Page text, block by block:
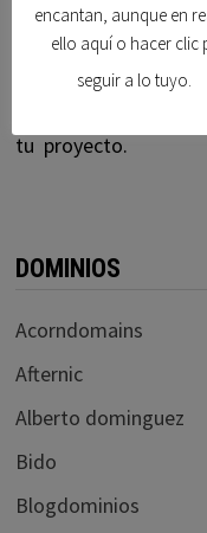
Nosotros
tu proyecto.
DOMINIOS
Acorndomains
Afternic
Alberto dominguez
Bido
Blogdominios
encantan, aunque en
ello aquí o hacer clic
seguir a lo tuyo.